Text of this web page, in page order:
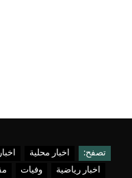
تصفح: اخبار محلية
اخبار رياضية
وفيات